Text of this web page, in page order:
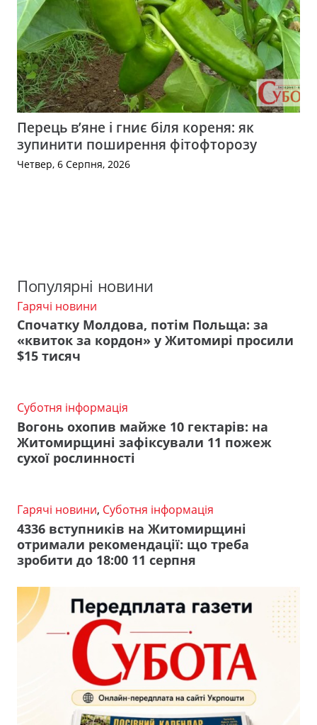
Перець в’яне і гниє біля кореня: як
зупинити поширення фітофторозу
Четвер, 6 Серпня, 2026
Популярні новини
Гарячі новини
Спочатку Молдова, потім Польща: за
«квиток за кордон» у Житомирі просили
$15 тисяч
Суботня інформація
Вогонь охопив майже 10 гектарів: на
Житомирщині зафіксували 11 пожеж
сухої рослинності
Гарячі новини, Суботня інформація
4336 вступників на Житомирщині
отримали рекомендації: що треба
зробити до 18:00 11 серпня